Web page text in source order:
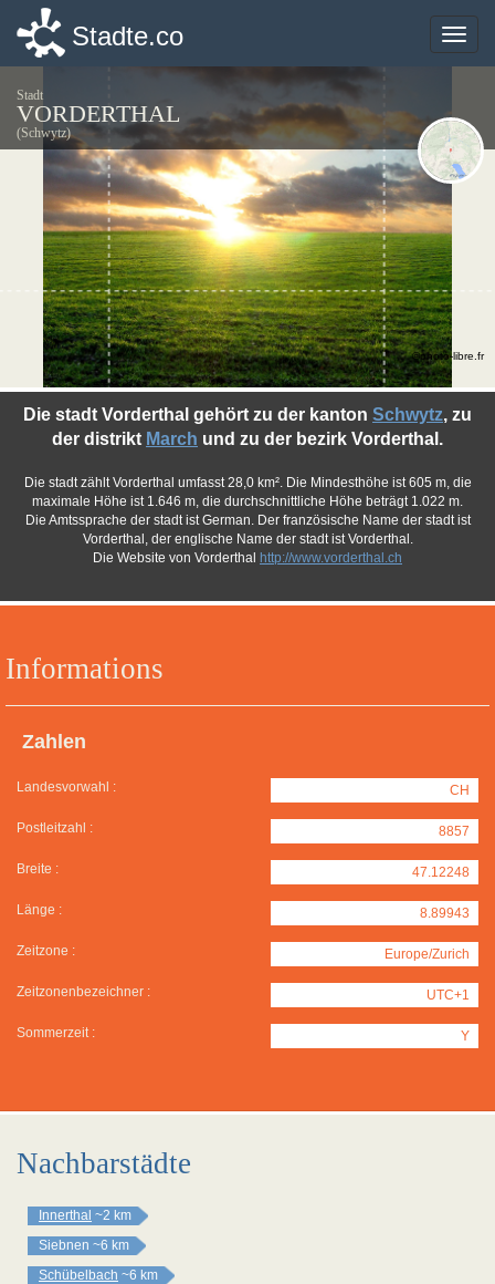
Toggle
Stadte.co
Stadt
VORDERTHAL
(Schwytz)
Informations
Zahlen
Landesvorwahl : CH
Postleitzahl : 8857
Breite : 47.12248
Länge : 8.89943
Zeitzone : Europe/Zurich
Zeitzonenbezeichner : UTC+1
Sommerzeit : Y
Die stadt Vorderthal gehört zu der kanton Schwytz, zu
der distrikt March und zu der bezirk Vorderthal.
Die stadt zählt Vorderthal umfasst 28,0 km². Die Mindesthöhe ist 605 m, die
maximale Höhe ist 1.646 m, die durchschnittliche Höhe beträgt 1.022 m.
Die Amtssprache der stadt ist German. Der französische Name der stadt ist
Vorderthal, der englische Name der stadt ist Vorderthal.
Die Website von Vorderthal http://www.vorderthal.ch
©photo-libre.fr
Nachbarstädte
Innerthal ~2 km
Siebnen ~6 km
Schübelbach ~6 km
Toggle
Stadte.co